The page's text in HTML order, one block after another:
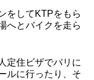
をしてKTPをもら
へとバイクを走ら
定住ビザでバリに
ルに行ったり、そ